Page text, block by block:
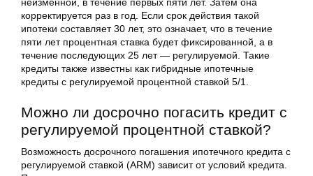
неизменной, в течение первых пяти лет. Затем она
корректируется раз в год. Если срок действия такой
ипотеки составляет 30 лет, это означает, что в течение
пяти лет процентная ставка будет фиксированной, а в
течение последующих 25 лет — регулируемой. Такие
кредиты также известны как гибридные ипотечные
кредиты с регулируемой процентной ставкой 5/1.
Можно ли досрочно погасить кредит с
регулируемой процентной ставкой?
Возможность досрочного погашения ипотечного кредита с
регулируемой ставкой (ARM) зависит от условий кредита.